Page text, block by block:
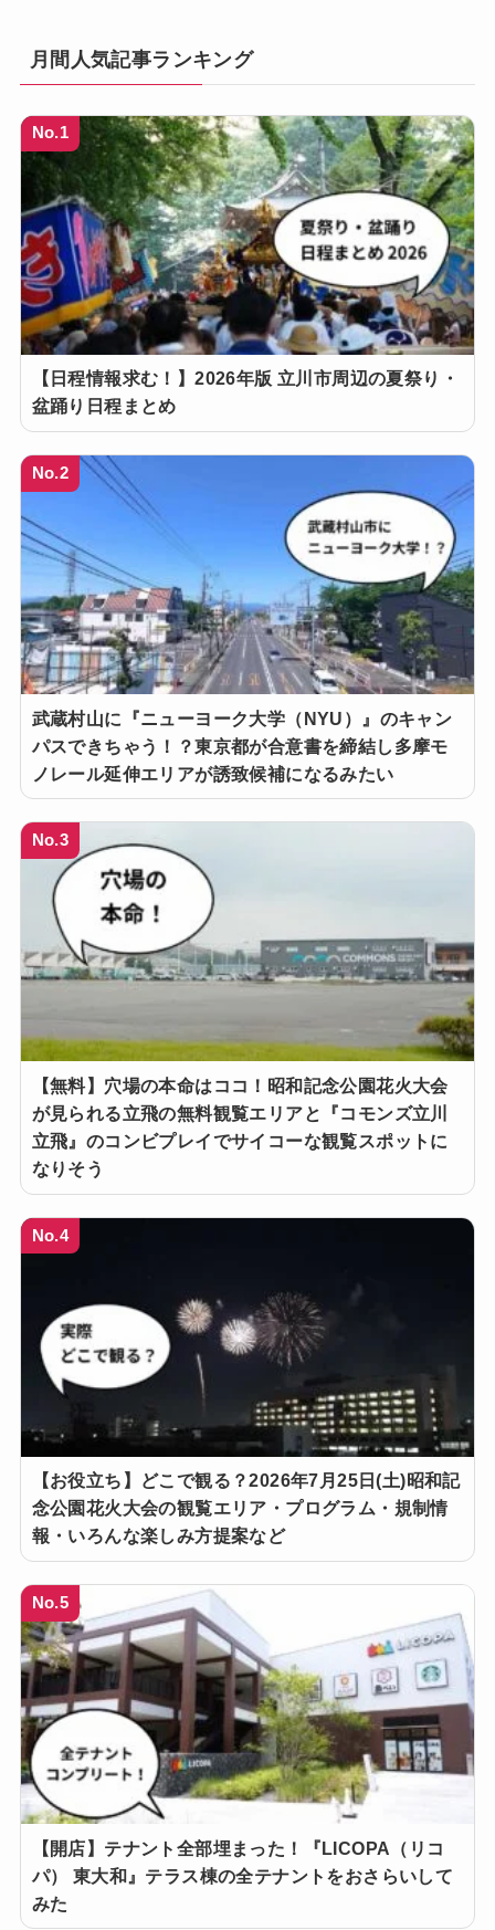
月間人気記事ランキング
No.1
【日程情報求む！】2026年版 立川市周辺の夏祭り・
盆踊り日程まとめ
No.2
武蔵村山に『ニューヨーク大学（NYU）』のキャン
パスできちゃう！？東京都が合意書を締結し多摩モ
ノレール延伸エリアが誘致候補になるみたい
No.3
【無料】穴場の本命はココ！昭和記念公園花火大会
が見られる立飛の無料観覧エリアと『コモンズ立川
立飛』のコンビプレイでサイコーな観覧スポットに
なりそう
No.4
【お役立ち】どこで観る？2026年7月25日(土)昭和記
念公園花火大会の観覧エリア・プログラム・規制情
報・いろんな楽しみ方提案など
No.5
【開店】テナント全部埋まった！『LICOPA（リコ
パ） 東大和』テラス棟の全テナントをおさらいして
みた